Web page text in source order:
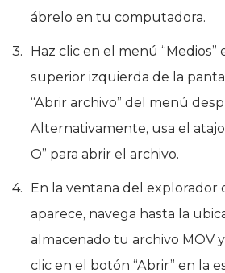
ábrelo en tu computadora.
Haz clic en el menú “Medios”
superior izquierda de la
“Abrir archivo” del menú
Alternativamente, usa el
O” para abrir el archivo.
En la ventana del explorador
aparece, navega hasta la
almacenado tu archivo MOV
clic en el botón “Abrir” en la